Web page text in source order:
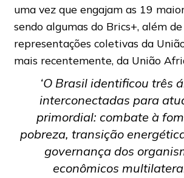
uma vez que engajam as 19
sendo algumas do Brics+, além de
representações coletivas da
mais recentemente, da União
‘O Brasil identificou três
interconectadas para
primordial: combate à
pobreza, transição
governança dos
econômicos